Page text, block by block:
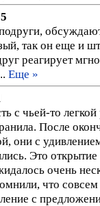
так он еще и
реагирует
Еще »
с чьей-то
После
они с
Это
очень
что
с